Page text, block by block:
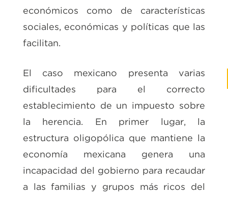
económicos como de características
sociales, económicas y políticas que las
facilitan.
El caso mexicano presenta varias
dificultades para el correcto
establecimiento de un impuesto sobre
la herencia. En primer lugar, la
estructura oligopólica que mantiene la
economía mexicana genera una
incapacidad del gobierno para recaudar
a las familias y grupos más ricos del